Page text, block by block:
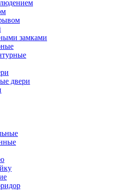
замками
двери